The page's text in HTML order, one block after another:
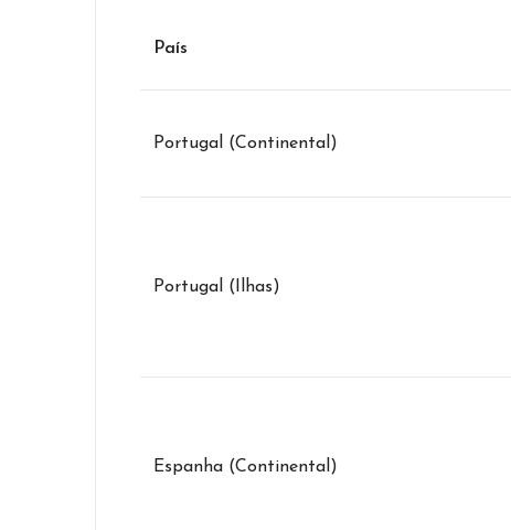
País
Portugal (Continental)
Portugal (Ilhas)
Espanha (Continental)